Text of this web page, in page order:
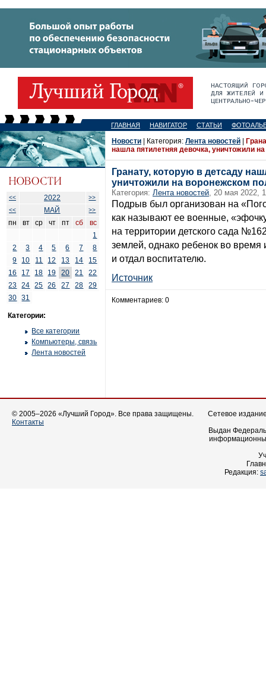
ГЛАВНАЯ НАВИГАТОР СТАТЬИ
<< 2022
>>
<<
МАЙ >>
пн вт ср чт пт сб
вс
1
2
3 4 5 6 7
8
9
10 11 12 13 14
15
16
17 18 19 20 21
22
23
24 25 26 27 28
29
30
31
Категории:
Все категории
Компьютеры, связь
Лента новостей
Новости | Категория: Лента новостей
нашла пятилетняя девочка, уничтожили
Гранату, которую в детсаду
уничтожили на воронежском
Категория: Лента новостей, 20 мая 2022,
Подрыв был организован на
как называют ее военные,
на территории детского сада
землей, однако ребенок во время
и отдал воспитателю.
Источник
Комментариев: 0
© 2005–2026 «Лучший Город». Все права защищены.
Контакты
Сетевое
Выдан
Редакция: